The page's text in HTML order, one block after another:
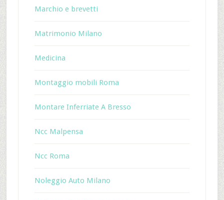
Marchio e brevetti
Matrimonio Milano
Medicina
Montaggio mobili Roma
Montare Inferriate A Bresso
Ncc Malpensa
Ncc Roma
Noleggio Auto Milano